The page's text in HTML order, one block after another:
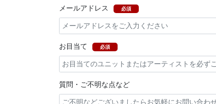
メールアドレス 必須
お目当て 必須
質問・ご不明な点など